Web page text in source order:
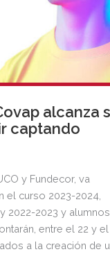
alcanza
captando
y Fundecor, va
el curso 2023-2024,
2022-2023 y alumnos
entre el 22 y el
a la creación de